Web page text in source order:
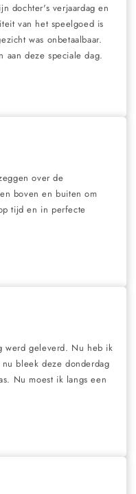
dochter's verjaardag en
van het speelgoed is
was onbetaalbaar.
aan deze speciale dag.
over de
boven en buiten om
tijd en in perfecte
werd geleverd. Nu heb ik
bleek deze donderdag
Nu moest ik langs een